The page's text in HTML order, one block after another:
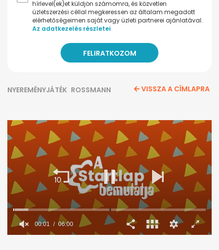
hírlevel(ek)et küldjön számomra, és közvetlen
üzletszerzési céllal megkeressen az általam megadott
elérhetőségeimen saját vagy üzleti partnerei ajánlatával.
Az adatkezelés részletei
NYEREMÉNYJÁTÉK ROSSMANN VISSZA A CÍMLAPRA
00:02 06:00